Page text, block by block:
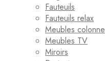
Fauteuils
Fauteuils relax
Meubles colonne
Meubles TV
Miroirs